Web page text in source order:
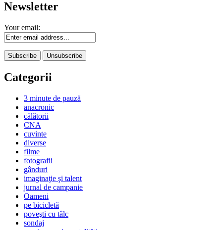
Newsletter
Your email:
Categorii
3 minute de pauză
anacronic
călătorii
CNA
cuvinte
diverse
filme
fotografii
gânduri
imaginaţie şi talent
jurnal de campanie
Oameni
pe bicicletă
poveşti cu tâlc
sondaj